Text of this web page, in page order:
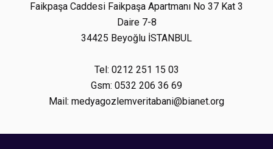
Faikpaşa Caddesi Faikpaşa Apartmanı No 37 Kat 3
Daire 7-8
34425 Beyoğlu İSTANBUL
Tel: 0212 251 15 03
Gsm: 0532 206 36 69
Mail: medyagozlemveritabani@bianet.org